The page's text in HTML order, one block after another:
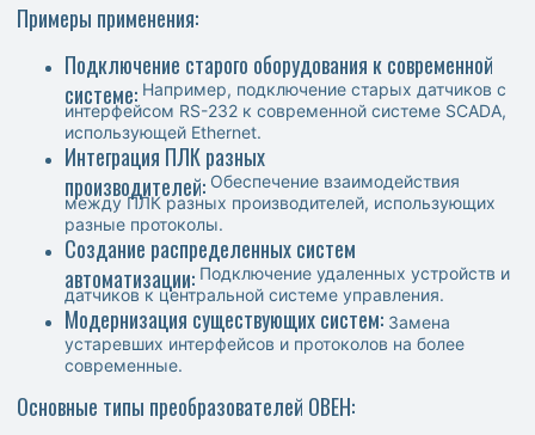
Примеры применения:
Подключение старого оборудования к современной
системе: Например, подключение старых датчиков с
интерфейсом RS-232 к современной системе SCADA,
использующей Ethernet.
Интеграция ПЛК разных
производителей: Обеспечение взаимодействия
между ПЛК разных производителей, использующих
разные протоколы.
Создание распределенных систем
автоматизации: Подключение удаленных устройств и
датчиков к центральной системе управления.
Модернизация существующих систем: Замена
устаревших интерфейсов и протоколов на более
современные.
Основные типы преобразователей ОВЕН: